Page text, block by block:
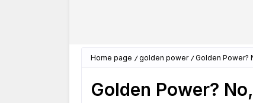
Home page golden power Golden Power?
Golden Power?